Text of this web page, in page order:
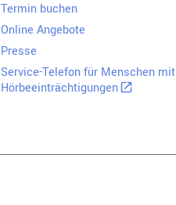
Termin­ buchen
Online Angebote
Presse
Service-Telefon für Menschen mit
Hörbeeinträchtigungen